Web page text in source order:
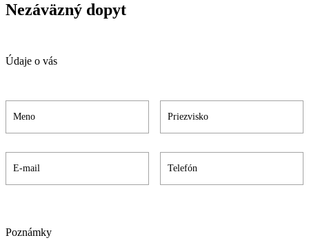
Nezáväzný dopyt
Údaje o vás
Poznámky